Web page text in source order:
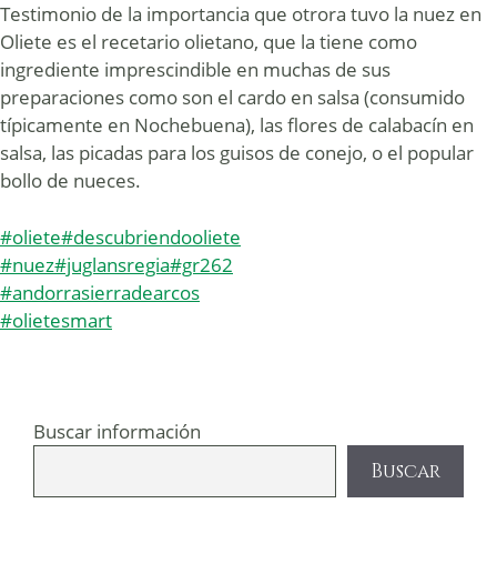
Testimonio de la importancia que otrora tuvo la nuez en
Oliete es el recetario olietano, que la tiene como
ingrediente imprescindible en muchas de sus
preparaciones como son el cardo en salsa (consumido
típicamente en Nochebuena), las flores de calabacín en
salsa, las picadas para los guisos de conejo, o el popular
bollo de nueces.
#oliete#descubriendooliete
#nuez#juglansregia#gr262
#andorrasierradearcos
#olietesmart
Buscar información
Buscar